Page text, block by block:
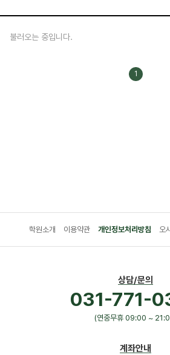
불러오는 중입니다.
1
학원소개 이용약관 개인정보처리방침 오
상담/문의
031-771-
(연중무휴 09:00 ~
계좌안내